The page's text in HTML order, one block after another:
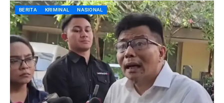
BERITA KRIMINAL NASIONAL